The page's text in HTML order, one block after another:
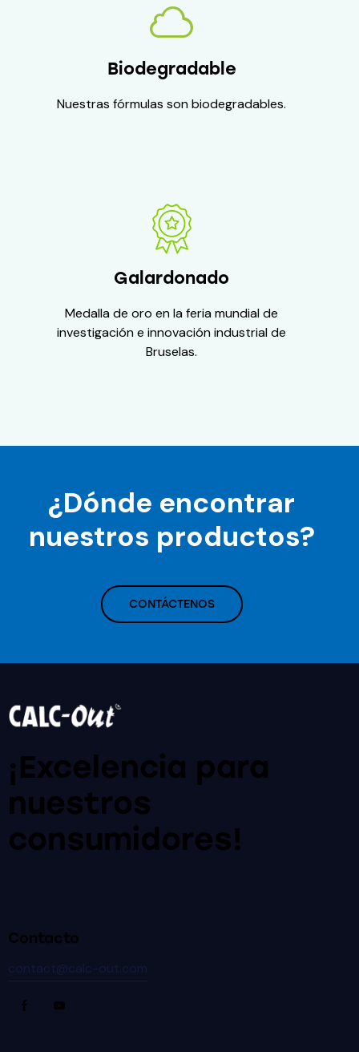
Biodegradable
Nuestras fórmulas son biodegradables.
Galardonado
Medalla de oro en la feria mundial de
investigación e innovación industrial de
Bruselas.
¿Dónde encontrar
nuestros productos?
CONTÁCTENOS
¡Excelencia para
nuestros
consumidores!
Contacto
contact@calc-out.com